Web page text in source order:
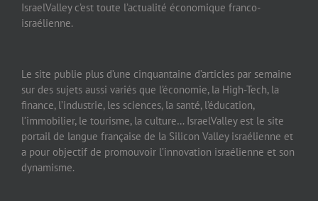
IsraelValley c’est toute l’actualité économique franco-
israélienne.
Le site publie plus d’une cinquantaine d’articles par semaine
sur des sujets aussi variés que l’économie, la High-Tech, la
finance, l’industrie, les sciences, la santé, l’éducation,
l’immobilier, le tourisme, la culture… IsraelValley est le site
portail de langue française de la Silicon Valley israélienne et
a pour objectif de promouvoir l’innovation israélienne et son
dynamisme.